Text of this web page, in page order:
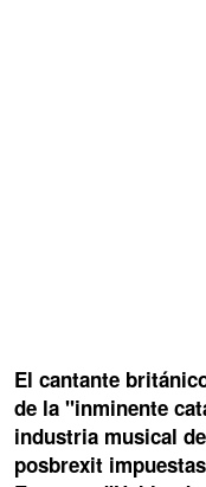
El cantante
de la "inminente
industria musical
posbrexit